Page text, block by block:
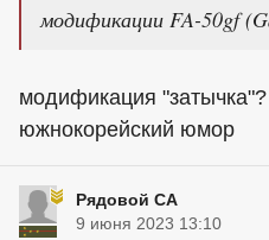
модификации FA-50gf
модификация "затычка"?
южнокорейский юмор
Рядовой СА
9 июня 2023 13:10